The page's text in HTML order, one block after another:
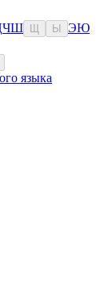
ЧШ Ы ЭЮ
языка